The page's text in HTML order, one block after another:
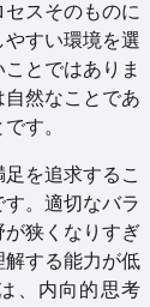
スそのものに
すい環境を選
とではありま
然なことであ
す。
を追求するこ
。適切なバラ
が狭くなりすぎ
解する能力が低
、内向的思考